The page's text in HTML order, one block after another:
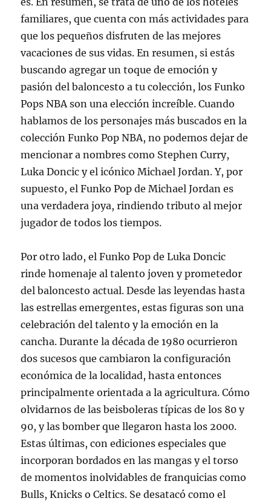
familiares, que cuenta con más actividades para
que los pequeños disfruten de las mejores
vacaciones de sus vidas. En resumen, si estás
buscando agregar un toque de emoción y
pasión del baloncesto a tu colección, los Funko
Pops NBA son una elección increíble. Cuando
hablamos de los personajes más buscados en la
colección Funko Pop NBA, no podemos dejar de
mencionar a nombres como Stephen Curry,
Luka Doncic y el icónico Michael Jordan. Y, por
supuesto, el Funko Pop de Michael Jordan es
una verdadera joya, rindiendo tributo al mejor
jugador de todos los tiempos.
Por otro lado, el Funko Pop de Luka Doncic
rinde homenaje al talento joven y prometedor
del baloncesto actual. Desde las leyendas hasta
las estrellas emergentes, estas figuras son una
celebración del talento y la emoción en la
cancha. Durante la década de 1980 ocurrieron
dos sucesos que cambiaron la configuración
económica de la localidad, hasta entonces
principalmente orientada a la agricultura. Cómo
olvidarnos de las beisboleras típicas de los 80 y
90, y las bomber que llegaron hasta los 2000.
Estas últimas, con ediciones especiales que
incorporan bordados en las mangas y el torso
de momentos inolvidables de franquicias como
Bulls, Knicks o Celtics. Se desatacó como el